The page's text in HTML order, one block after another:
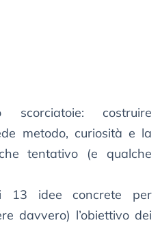
costruire
metodo, curiosità e la
tentativo (e qualche
13 idee concrete per
davvero) l’obiettivo dei